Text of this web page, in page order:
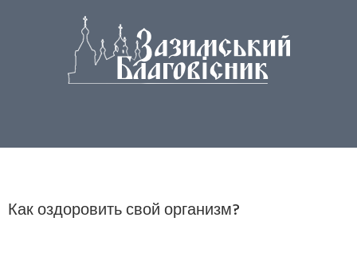
Как оздоровить свой организм?